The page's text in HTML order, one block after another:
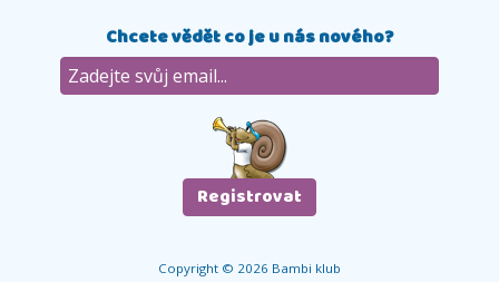
Chcete vědět co je u nás nového?
Copyright © 2026 Bambi klub